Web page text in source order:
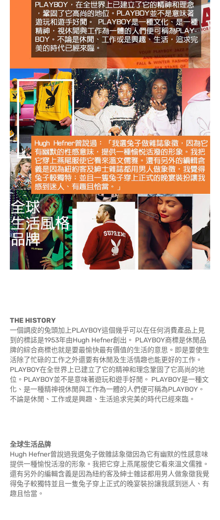
THE HISTORY
一個調皮的兔頭加上PLAYBOY這個幾乎可以在任何消費產品上見
到的標誌是1953年由Hugh Hefner創出。 PLAYBOY商標是休閒品
牌的綜合商標也就是要最愉快最有價值的生活的意思。即是要使生
活除了忙碌的工作之外還要有休閒及生活情趣也能更好的工作。
PLAYBOY在全世界上已建立了它的精神和理念鞏固了它高尚的地
位。PLAYBOY並不是意味著遊玩和遊手好閒。 PLAYBOY是一種文
化、是一種精神視休閒與工作為一體的人們便可稱為PLAYBOY。
不論是休閒、工作或是興趣、生活追求完美的時代已經來臨。
全球生活品牌
Hugh Hefner曾說過我選兔子做雜誌象徵因為它有幽默的性感意味
提供一種愉悅活潑的形象。我把它穿上燕尾服使它看來溫文儒雅。
還有另外的編輯含義是因為紐約客及紳士雜誌都用男人做象徵我覺
得兔子較獨特並且一隻兔子穿上正式的晚宴裝扮讓我感到迷人、有
趣且恰當。